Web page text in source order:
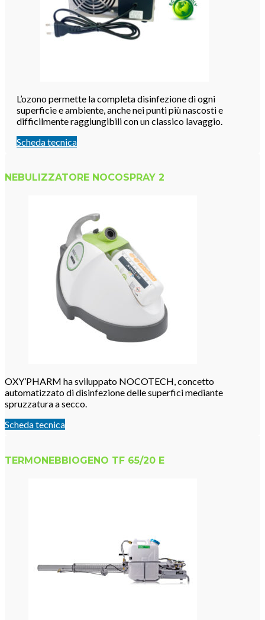
L’ozono permette la completa disinfezione di ogni
superficie e ambiente, anche nei punti più nascosti e
difficilmente raggiungibili con un classico lavaggio.
Scheda tecnica
NEBULIZZATORE NOCOSPRAY 2
OXY’PHARM ha sviluppato NOCOTECH, concetto
automatizzato di disinfezione delle superfici mediante
spruzzatura a secco.
Scheda tecnica
TERMONEBBIOGENO TF 65/20 E